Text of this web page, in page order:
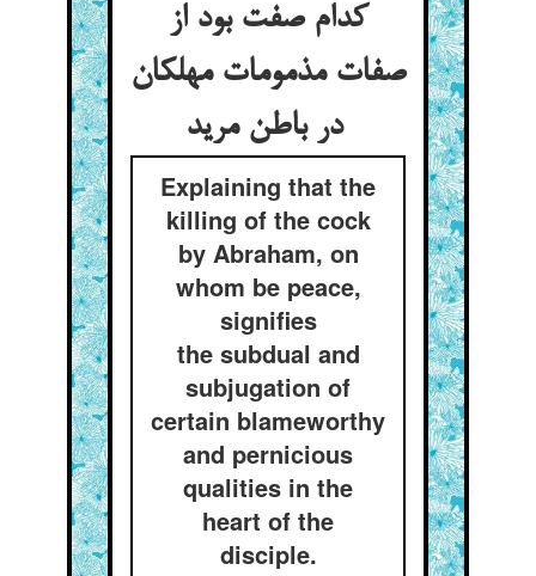
کدام صفت بود از
صفات مذمومات مهلکان
در باطن مرید
Explaining that the
killing of the cock
by Abraham, on
whom be peace,
signifies
the subdual and
subjugation of
certain blameworthy
and pernicious
qualities in the
heart of the
disciple.